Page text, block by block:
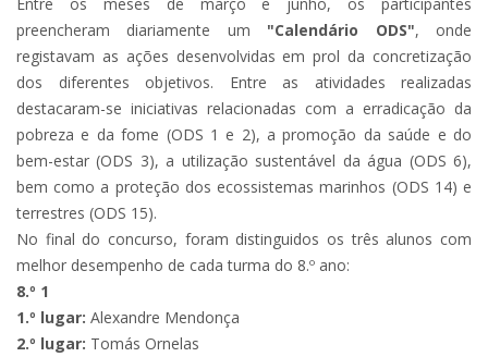
preencheram diariamente um "Calendário ODS", onde
registavam as ações desenvolvidas em prol da concretização
dos diferentes objetivos. Entre as atividades realizadas
destacaram-se iniciativas relacionadas com a erradicação da
pobreza e da fome (ODS 1 e 2), a promoção da saúde e do
bem-estar (ODS 3), a utilização sustentável da água (ODS 6),
bem como a proteção dos ecossistemas marinhos (ODS 14) e
terrestres (ODS 15).
No final do concurso, foram distinguidos os três alunos com
melhor desempenho de cada turma do 8.º ano:
8.º 1
1.º lugar: Alexandre Mendonça
2.º lugar: Tomás Ornelas